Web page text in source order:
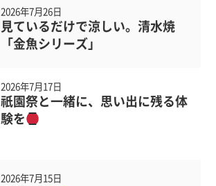
2026年7月26日
見ているだけで涼しい。清水焼
「金魚シリーズ」
2026年7月17日
祇園祭と一緒に、思い出に残る体
験を
2026年7月15日